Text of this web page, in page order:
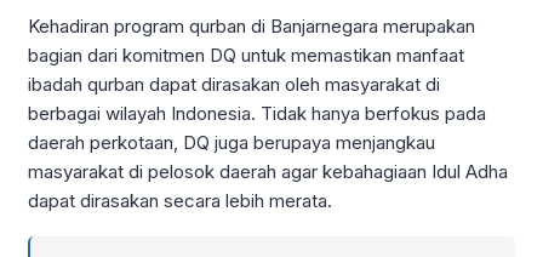
Kehadiran program qurban di Banjarnegara merupakan
bagian dari komitmen DQ untuk memastikan manfaat
ibadah qurban dapat dirasakan oleh masyarakat di
berbagai wilayah Indonesia. Tidak hanya berfokus pada
daerah perkotaan, DQ juga berupaya menjangkau
masyarakat di pelosok daerah agar kebahagiaan Idul Adha
dapat dirasakan secara lebih merata.